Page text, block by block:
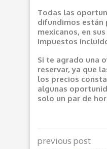
Todas las
difundimos están
mexicanos, en
impuestos
Si te agrado una
reservar, ya que
los precios
algunas
solo un par de
previous post